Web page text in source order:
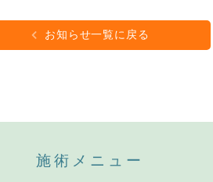
お知らせ一覧に戻る
施術メニュー